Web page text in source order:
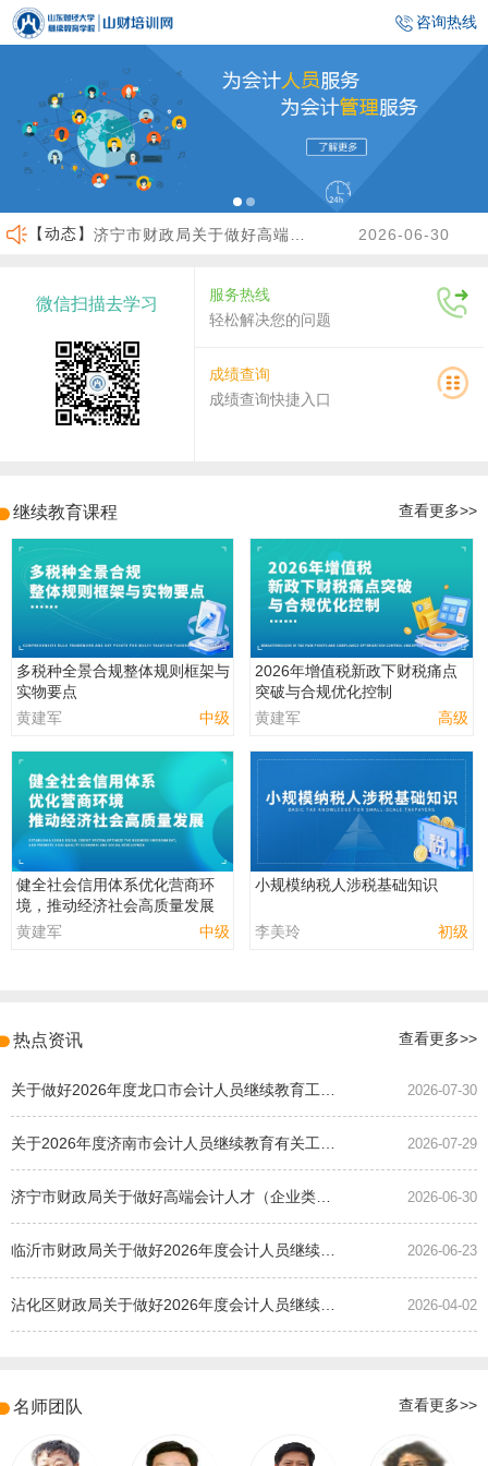
咨询热线
【动态】 2026-06-30
沾化区财政局关于做好2026年度会计人员继续教育有关工作的通知 2026-04-02
关于2026年度济南市会计人员继续教育有关工作的通知 2026-07-29
微信扫描去学习
服务热线
轻松解决您的问题
成绩查询
成绩查询快捷入口
继续教育课程 查看更多>>
多税种全景合规整体规则框架与
实物要点
黄建军
中级
2026年增值税新政下财税痛点
突破与合规优化控制
黄建军
高级
健全社会信用体系优化营商环
境，推动经济社会高质量发展
黄建军
中级
小规模纳税人涉税基础知识
李美玲 初级
热点资讯 查看更多>>
2026-07-30
2026-07-29
济宁市财政局关于做好高端会计人才（企业类）培养班选拔工作的通知 2026-06-30
临沂市财政局关于做好2026年度会计人员继续教育有关工作的通知 2026-06-23
2026-04-02
名师团队 查看更多>>